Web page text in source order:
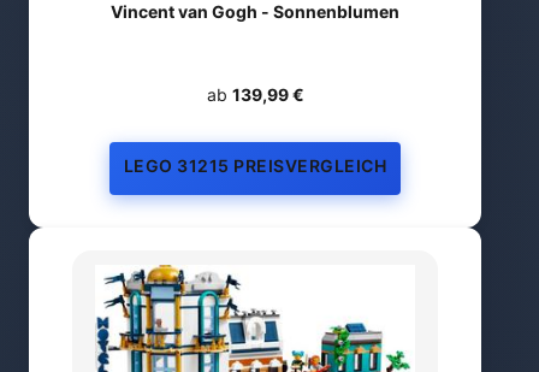
Vincent van Gogh - Sonnenblumen
ab 139,99 €
LEGO 31215 PREISVERGLEICH